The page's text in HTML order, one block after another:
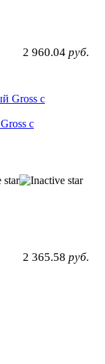
2 960.04 руб.
с
2 365.58 руб.